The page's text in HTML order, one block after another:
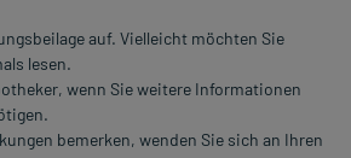
auf. Vielleicht möchten Sie
lesen.
wenn Sie weitere Informationen
bemerken, wenden Sie sich an Ihren